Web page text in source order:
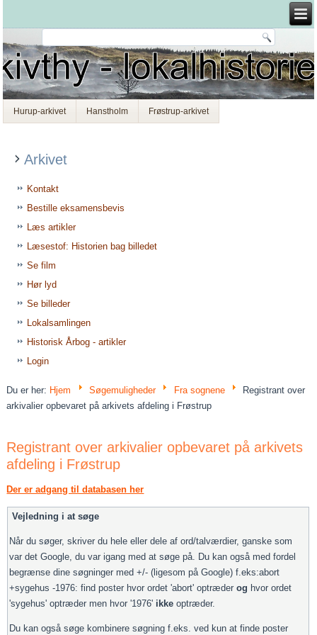
Hurup-arkivet Hanstholm Frøstrup-arkivet
Arkivet
Kontakt
Bestille eksamensbevis
Læs artikler
Læsestof: Historien bag billedet
Se film
Hør lyd
Se billeder
Lokalsamlingen
Historisk Årbog - artikler
Login
Du er her: Hjem Søgemuligheder Fra sognene
Registrant over
arkivalier opbevaret på arkivets afdeling i Frøstrup
Registrant over arkivalier opbevaret på arkivets
afdeling i Frøstrup
Der er adgang til databasen her
Vejledning i at søge
Når du søger, skriver du hele eller dele af ord/talværdier, ganske som
var det Google, du var igang med at søge på. Du kan også med fordel
begrænse dine søgninger med +/- (ligesom på Google) f.eks:abort
+sygehus -1976: find poster hvor ordet 'abort' optræderog hvor ordet
'sygehus' optræder men hvor '1976' ikkeoptræder.
Du kan også søge kombinere søgning f.eks. ved kun at finde poster